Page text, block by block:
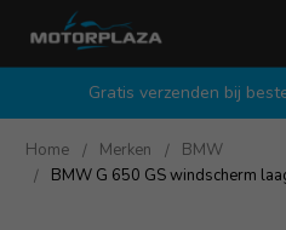
Gratis verzenden bij
Home Merken
BMW
BMW G 650 GS windscherm